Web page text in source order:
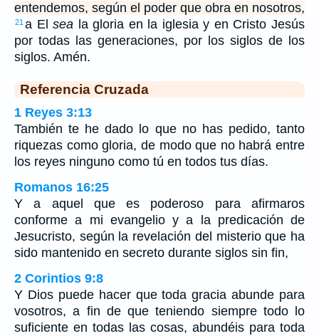
entendemos, según el poder que obra en nosotros,
21 a Elsea la gloria en la iglesia y en Cristo Jesús
por todas las generaciones, por los siglos de los
siglos. Amén.
Referencia Cruzada
1 Reyes 3:13
También te he dado lo que no has pedido, tanto
riquezas como gloria, de modo que no habrá entre
los reyes ninguno como tú en todos tus días.
Romanos 16:25
Y a aquel que es poderoso para afirmaros
conforme a mi evangelio y a la predicación de
Jesucristo, según la revelación del misterio que ha
sido mantenido en secreto durante siglos sin fin,
2 Corintios 9:8
Y Dios puede hacer que toda gracia abunde para
vosotros, a fin de que teniendo siempre todo lo
suficiente en todas las cosas, abundéis para toda